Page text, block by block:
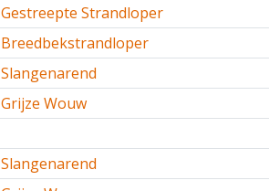
Gestreepte Strandloper
Breedbekstrandloper
Slangenarend
Grijze Wouw
Slangenarend